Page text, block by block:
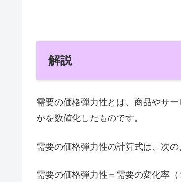
解説
需要の価格弾力性とは、商品やサ
かを数値化したものです。
需要の価格弾力性の計算式は、次の
需要の価格弾力性＝需要の変化率（